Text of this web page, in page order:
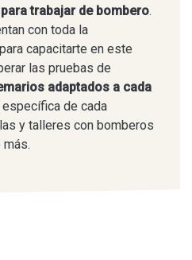
trabajar de bombero.
con toda la
capacitarte en este
las pruebas de
adaptados a cada
específica de cada
y talleres con bomberos